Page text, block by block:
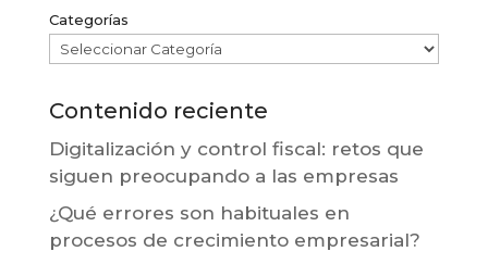
Categorías
Contenido reciente
Digitalización y control fiscal: retos que
siguen preocupando a las empresas
¿Qué errores son habituales en
procesos de crecimiento empresarial?